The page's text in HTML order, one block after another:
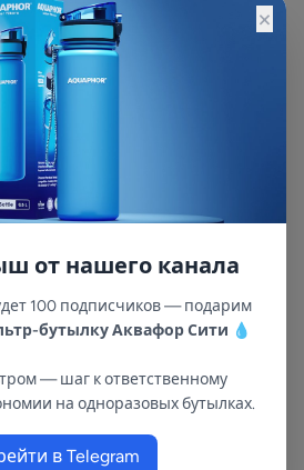
RO-201/203
Татарстан и Марий Эл
с 2002 года.
×
от нашего канала
100 подписчиков — подарим
бутылку Аквафор Сити 💧
— шаг к ответственному
на одноразовых бутылках.
в Telegram